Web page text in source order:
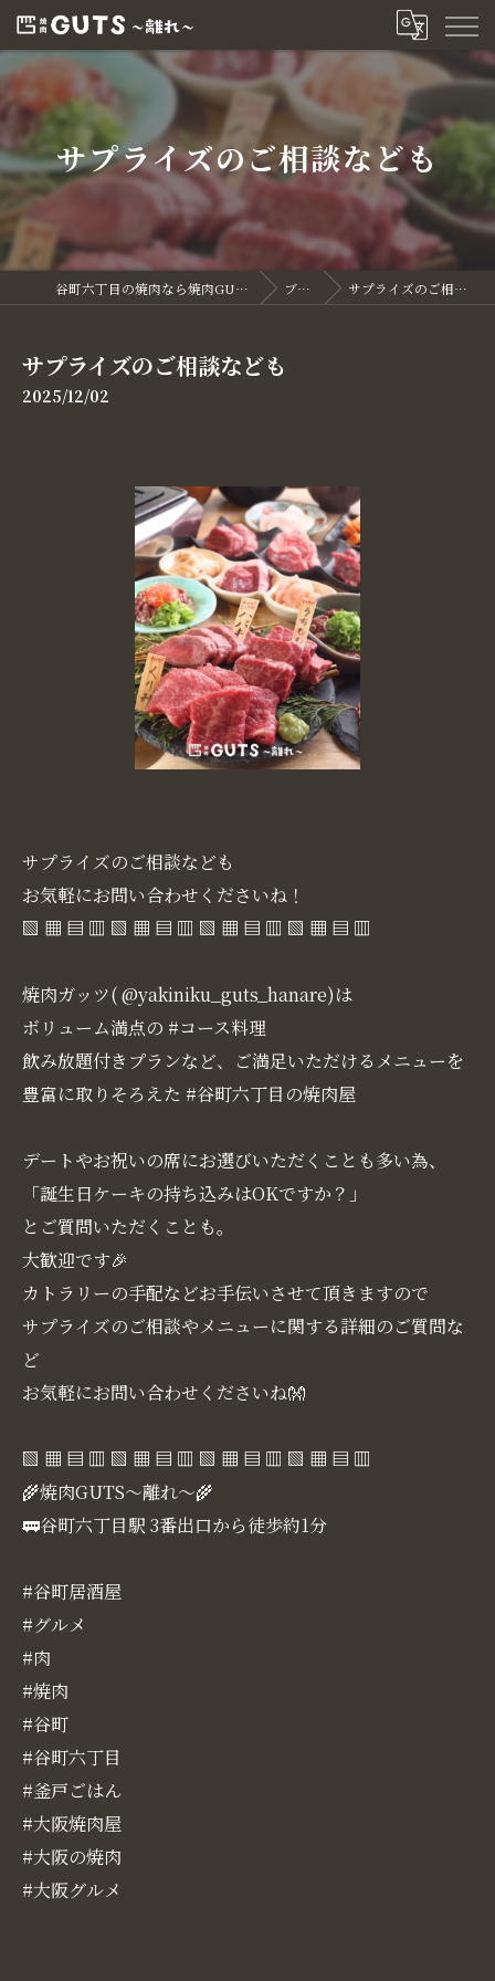
サプライズのご相談なども
谷町六丁目の焼肉なら焼肉GUTS～離れ～ ブログ サプライズのご相談なども
サプライズのご相談なども
2025/12/02
サプライズのご相談なども
お気軽にお問い合わせくださいね！
▧ ▦ ▤ ▥ ▧ ▦ ▤ ▥ ▧ ▦ ▤ ▥ ▧ ▦ ▤ ▥
焼肉ガッツ( @yakiniku_guts_hanare)は
ボリューム満点の #コース料理
飲み放題付きプランなど、ご満足いただけるメニューを
豊富に取りそろえた #谷町六丁目の焼肉屋
デートやお祝いの席にお選びいただくことも多い為、
「誕生日ケーキの持ち込みはOKですか？」
とご質問いただくことも。
大歓迎です🎉
カトラリーの手配などお手伝いさせて頂きますので
サプライズのご相談やメニューに関する詳細のご質問な
ど
お気軽にお問い合わせくださいね👐
▧ ▦ ▤ ▥ ▧ ▦ ▤ ▥ ▧ ▦ ▤ ▥ ▧ ▦ ▤ ▥
🌾焼肉GUTS～離れ～🌾
🚃谷町六丁目駅 3番出口から徒歩約1分
#谷町居酒屋
#グルメ
#肉
#焼肉
#谷町
#谷町六丁目
#釜戸ごはん
#大阪焼肉屋
#大阪の焼肉
#大阪グルメ